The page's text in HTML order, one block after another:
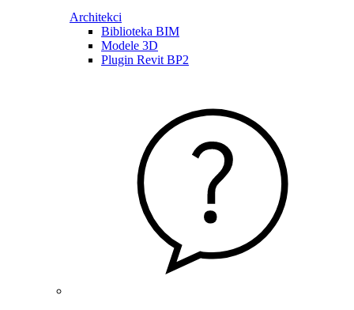
Architekci
Biblioteka BIM
Modele 3D
Plugin Revit BP2